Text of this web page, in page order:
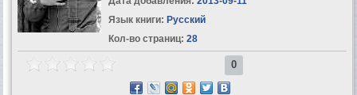
Язык книги: Русский
Кол-во страниц: 28
0